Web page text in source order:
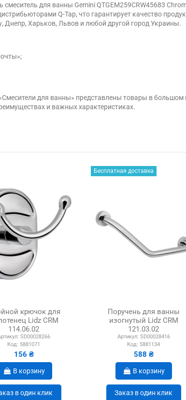
для ванны Gemini QTGEM259CRW45683
Q-Tap, что гарантирует качество
Днепр, Харьков, Львов и любой другой город Украины.
для ванны» представлены товары в
и важных характеристиках.
крючок для
Lidz CRM
114.06.02
SD00028266
Код: 5881071
156 ₴
В корзину
в один клик
Бесплатная доставка
Поручень для ванны
изогнутый Lidz CRM
121.03.02
Артикул: SD00028416
Код: 5881134
588 ₴
В корзину
Заказ в один клик